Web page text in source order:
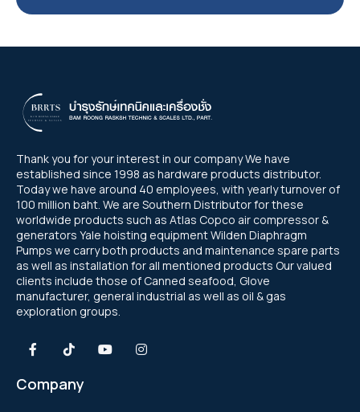
Thank you for your interest in our company We have
established since 1998 as hardware products distributor.
Today we have around 40 employees, with yearly turnover of
100 million baht. We are Southern Distributor for these
worldwide products such as Atlas Copco air compressor &
generators Yale hoisting equipment Wilden Diaphragm
Pumps we carry both products and maintenance spare parts
as well as installation for all mentioned products Our valued
clients include those of Canned seafood, Glove
manufacturer, general industrial as well as oil & gas
exploration groups.
Company